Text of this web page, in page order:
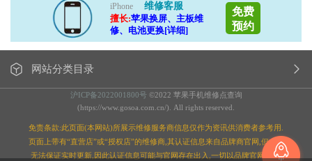
iPhone
维修客服
擅长:苹果换屏、主板维
修、电池更换[详细]
免费
预约
网站分类目录
沪ICP备2022001800号 ©2022 苹果手机维修点查询
(https://www.gosoa.com.cn/). All rights reserved.
免责条款:此页面(本网站)所展示维修服务商信息仅作为资讯供消费者参考用.
页面上带有“直营店”或“授权店”的维修商,其认证信息来自品牌商官网,但本站
无法保证实时更新,因此认证信息可能与官网存在出入,一切以品牌官网为准;